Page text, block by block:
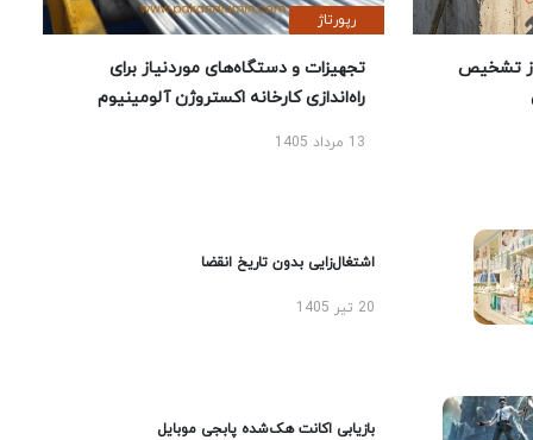
تشخیص
رپورتاژ
تجهیزات و دستگاه‌های موردنیاز برای
راه‌اندازی کارخانه اکستروژن آلومینیوم
13 مرداد 1405
اشتغال‌زایی بدون تاریخ انقضا
20 تیر 1405
بازیابی اکانت هک‌شده پابجی موبایل